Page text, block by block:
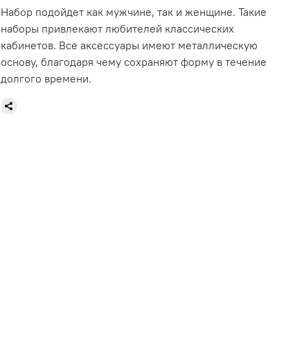
Набор подойдет как мужчине, так и женщине. Такие
наборы привлекают любителей классических
кабинетов. Все аксессуары имеют металлическую
основу, благодаря чему сохраняют форму в течение
долгого времени.